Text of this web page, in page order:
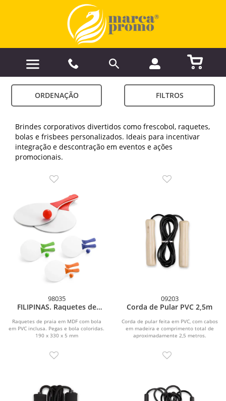
ORDENAÇÃO FILTROS
Brindes corporativos divertidos como frescobol, raquetes,
bolas e frisbees personalizados. Ideais para incentivar
integração e descontração em eventos e ações
promocionais.
98035
FILIPINAS. Raquetes de
Raquetes de praia em MDF com bola
em PVC inclusa. Pegas e bola coloridas.
190 x 330 x 5 mm
09203
Corda de Pular PVC 2,5m
Corda de pular feita em PVC, com cabos
em madeira e comprimento total de
aproximadamente 2,5 metros.